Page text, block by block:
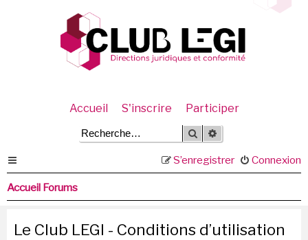
Accueil S'inscrire Participer
Rechercher
Connexion
S’enregistrer
Accueil Forums
Le Club LEGI - Conditions d’utilisation